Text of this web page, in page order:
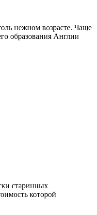
нежном возрасте. Чаще
образования Англии
старинных
которой